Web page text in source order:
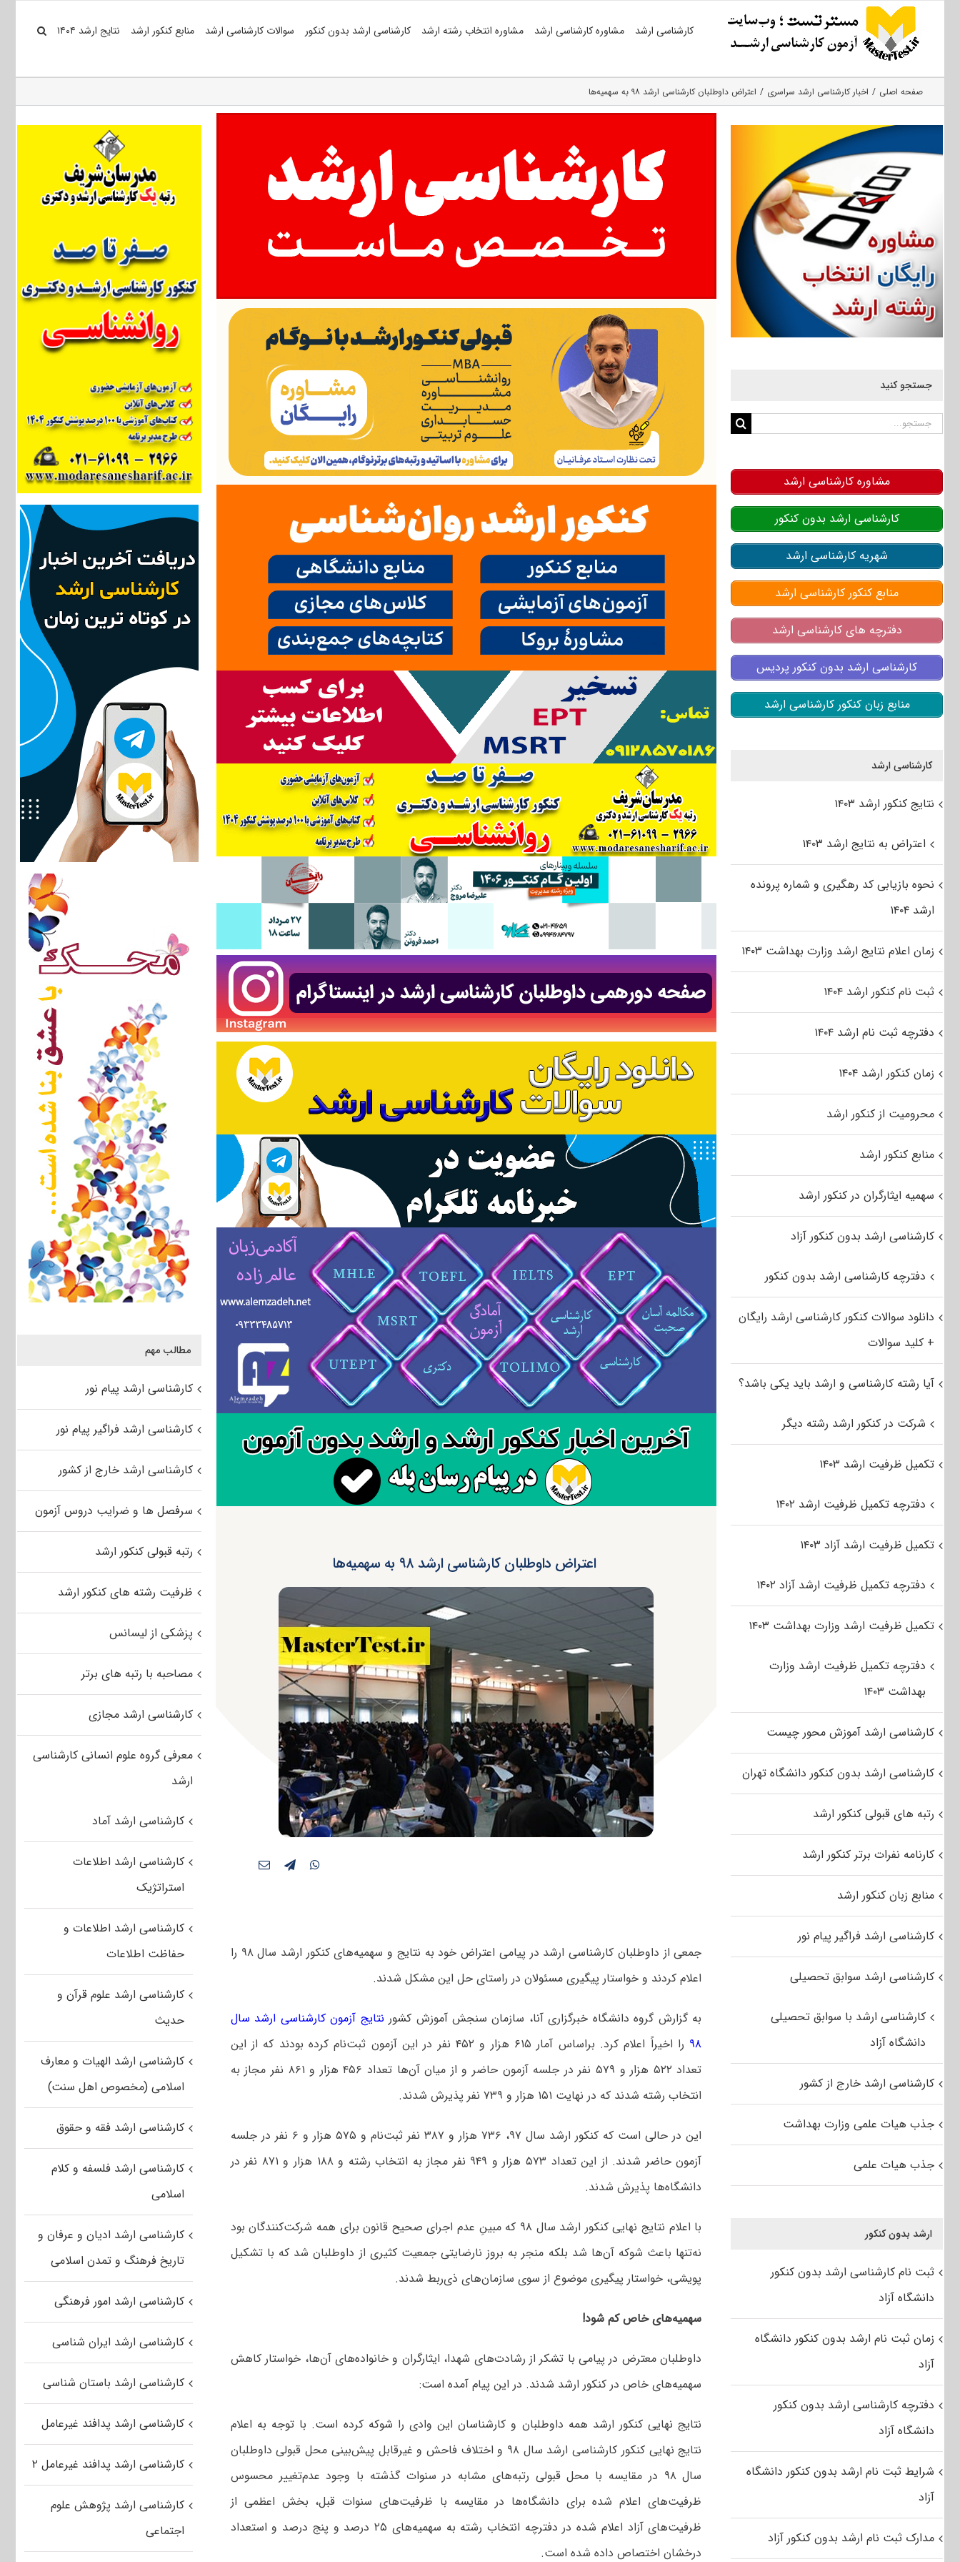
کارشناسی ارشد مشاوره کارشناسی ارشد مشاوره انتخاب رشته ارشد کارشناسی ارشد بدون کنکور سوالات کارشناسی ارشد منابع کنکور ارشد نتایج ارشد ۱۴۰۴
صفحه اصلی اخبار کارشناسی ارشد سراسری اعتراض داوطلبان کارشناسی ارشد ۹۸ به سهمیه‌ها
اعتراض داوطلبان کارشناسی ارشد ۹۸ به سهمیه‌ها
جمعی از داوطلبان کارشناسی ارشد در پیامی اعتراض خود به نتایج و سهمیه‌های کنکور ارشد سال ۹۸ را
اعلام کردند و خواستار پیگیری مسئولان در راستای حل این مشکل شدند.
به گزارش گروه دانشگاه خبرگزاری آنا، سازمان سنجش آموزش کشورنتایج آزمون کارشناسی ارشد سال
۹۸
را اخیراً اعلام کرد. براساس آمار ۶۱۵ هزار و ۴۵۲ نفر در این آزمون ثبت‌نام کرده بودند که از این
تعداد ۵۲۲ هزار و ۵۷۹ نفر در جلسه آزمون حاضر و از میان آن‌ها تعداد ۴۵۶ هزار و ۸۶۱ نفر مجاز به
انتخاب رشته شدند که در نهایت ۱۵۱ هزار و ۷۳۹ نفر پذیرش شدند.
این در حالی است که کنکور ارشد سال ۹۷، ۷۳۶ هزار و ۳۸۷ نفر ثبت‌نام و ۵۷۵ هزار و ۶ نفر در جلسه
آزمون حاضر شدند. از این تعداد ۵۷۳ هزار و ۹۴۹ نفر مجاز به انتخاب رشته و ۱۸۸ هزار و ۸۷۱ نفر در
دانشگاه‌ها پذیرش شدند.
با اعلام نتایج نهایی کنکور ارشد سال ۹۸ که مبینِ عدم اجرای صحیح قانون برای همه شرکت‌کنندگان بود
نه‌تنها باعث شوکه آن‌ها شد بلکه منجر به بروز نارضایتی جمعیت کثیری از داوطلبان شد که با تشکیل
پویشی، خواستار پیگیری موضوع از سوی سازمان‌های ذی‌ربط شدند.
سهمیه‌های خاص کم شود!
داوطلبان معترض در پیامی با تشکر از رشادت‌های شهدا، ایثارگران و خانواده‌های آن‌ها، خواستار کاهش
سهمیه‌های خاص در کنکور ارشد شدند. در این پیام آمده است:
نتایج نهایی کنکور ارشد همه داوطلبان و کارشناسان این وادی را شوکه کرده است. با توجه به اعلام
نتایج نهایی کنکور کارشناسی ارشد سال ۹۸ و اختلاف فاحش و غیرقابل پیش‌بینی محل قبولی داوطلبان
سال ۹۸ در مقایسه با محل قبولی رتبه‌های مشابه در سنوات گذشته با وجود عدم‌تغییر محسوس
ظرفیت‌های اعلام شده برای دانشگاه‌ها در مقایسه با ظرفیت‌های سنوات قبل، بخش اعظمی از
ظرفیت‌های آزاد اعلام شده در دفترچه انتخاب رشته به سهمیه‌های ۲۵ درصد و پنج درصد و استعداد
درخشان اختصاص داده شده است.
مطالب مهم
کارشناسی ارشد پیام نور
کارشناسی ارشد فراگیر پیام نور
کارشناسی ارشد خارج از کشور
سرفصل ها و ضرایب دروس آزمون
رتبه قبولی کنکور ارشد
ظرفیت رشته های کنکور ارشد
پزشکی از لیسانس
مصاحبه با رتبه های برتر
کارشناسی ارشد مجازی
معرفی گروه علوم انسانی کارشناسی
ارشد
کارشناسی ارشد آماد
کارشناسی ارشد اطلاعات
استراتژیک
کارشناسی ارشد اطلاعات و
حفاظت اطلاعات
کارشناسی ارشد علوم قرآن و
حدیث
کارشناسی ارشد الهیات و معارف
اسلامی (مخصوص اهل سنت)
کارشناسی ارشد فقه و حقوق
کارشناسی ارشد فلسفه و کلام
اسلامی
کارشناسی ارشد ادیان و عرفان و
تاریخ فرهنگ و تمدن اسلامی
کارشناسی ارشد امور فرهنگی
کارشناسی ارشد ایران شناسی
کارشناسی ارشد باستان شناسی
کارشناسی ارشد پدافند غیرعامل
کارشناسی ارشد پدافند غیرعامل ۲
کارشناسی ارشد پژوهش علوم
اجتماعی
جستجو کنید
جستجو
مشاوره کارشناسی ارشد
کارشناسی ارشد بدون کنکور
شهریه کارشناسی ارشد
منابع کنکور کارشناسی ارشد
دفترچه های کارشناسی ارشد
کارشناسی ارشد بدون کنکور پردیس
منابع زبان کنکور کارشناسی ارشد
کارشناسی ارشد
نتایج کنکور ارشد ۱۴۰۳
اعتراض به نتایج ارشد ۱۴۰۳
نحوه بازیابی کد رهگیری و شماره پرونده
ارشد ۱۴۰۴
زمان اعلام نتایج ارشد وزارت بهداشت ۱۴۰۳
ثبت نام کنکور ارشد ۱۴۰۴
دفترچه ثبت نام ارشد ۱۴۰۴
زمان کنکور ارشد ۱۴۰۴
محرومیت از کنکور ارشد
منابع کنکور ارشد
سهمیه ایثارگران در کنکور ارشد
کارشناسی ارشد بدون کنکور آزاد
دفترچه کارشناسی ارشد بدون کنکور
دانلود سوالات کنکور کارشناسی ارشد رایگان
+ کلید سوالات
آیا رشته کارشناسی و ارشد باید یکی باشد؟
شرکت در کنکور ارشد رشته دیگر
تکمیل ظرفیت ارشد ۱۴۰۳
دفترچه تکمیل ظرفیت ارشد ۱۴۰۲
تکمیل ظرفیت ارشد آزاد ۱۴۰۳
دفترچه تکمیل ظرفیت ارشد آزاد ۱۴۰۲
تکمیل ظرفیت ارشد وزارت بهداشت ۱۴۰۳
دفترچه تکمیل ظرفیت ارشد وزارت
بهداشت ۱۴۰۳
کارشناسی ارشد آموزش محور چیست
کارشناسی ارشد بدون کنکور دانشگاه تهران
رتبه های قبولی کنکور ارشد
کارنامه نفرات برتر کنکور ارشد
منابع زبان کنکور ارشد
کارشناسی ارشد فراگیر پیام نور
کارشناسی ارشد سوابق تحصیلی
کارشناسی ارشد با سوابق تحصیلی
دانشگاه آزاد
کارشناسی ارشد خارج از کشور
جذب هیات علمی وزارت بهداشت
جذب هیات علمی
ارشد بدون کنکور
ثبت نام کارشناسی ارشد بدون کنکور
دانشگاه آزاد
زمان ثبت نام ارشد بدون کنکور دانشگاه
آزاد
دفترچه کارشناسی ارشد بدون کنکور
دانشگاه آزاد
شرایط ثبت نام ارشد بدون کنکور دانشگاه
آزاد
مدارک ثبت نام ارشد بدون کنکور آزاد